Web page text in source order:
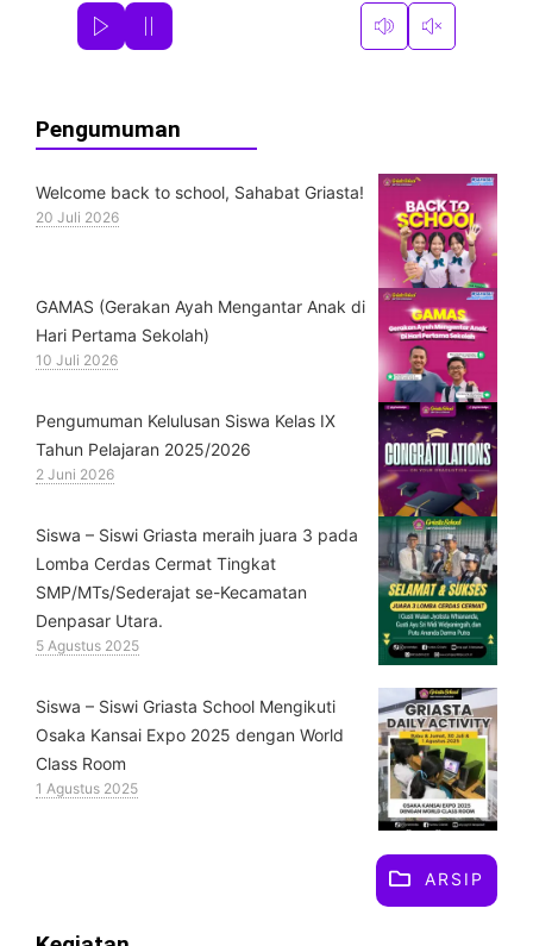
Pengumuman
Welcome back to school, Sahabat Griasta!
20 Juli 2026
GAMAS (Gerakan Ayah Mengantar Anak di
Hari Pertama Sekolah)
10 Juli 2026
Pengumuman Kelulusan Siswa Kelas IX
Tahun Pelajaran 2025/2026
2 Juni 2026
Siswa – Siswi Griasta meraih juara 3 pada
Lomba Cerdas Cermat Tingkat
SMP/MTs/Sederajat se-Kecamatan
Denpasar Utara.
5 Agustus 2025
Siswa – Siswi Griasta School Mengikuti
Osaka Kansai Expo 2025 dengan World
Class Room
1 Agustus 2025
ARSIP